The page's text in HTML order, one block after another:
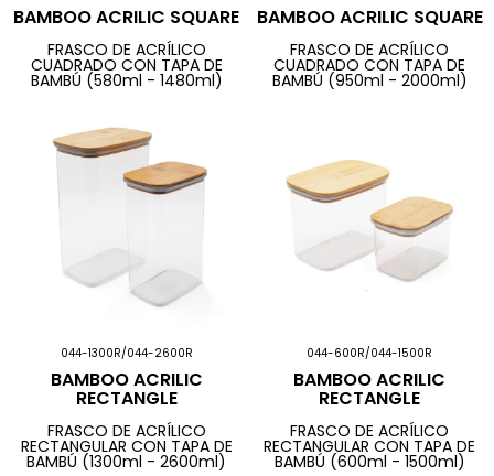
BAMBOO ACRILIC SQUARE
FRASCO DE ACRÍLICO
CUADRADO CON TAPA DE
BAMBÚ (580ml - 1480ml)
BAMBOO ACRILIC SQUARE
FRASCO DE ACRÍLICO
CUADRADO CON TAPA DE
BAMBÚ (950ml - 2000ml)
044-1300R/044-2600R
BAMBOO ACRILIC
RECTANGLE
FRASCO DE ACRÍLICO
RECTANGULAR CON TAPA DE
BAMBÚ (1300ml - 2600ml)
044-600R/044-1500R
BAMBOO ACRILIC
RECTANGLE
FRASCO DE ACRÍLICO
RECTANGULAR CON TAPA DE
BAMBÚ (600ml - 1500ml)